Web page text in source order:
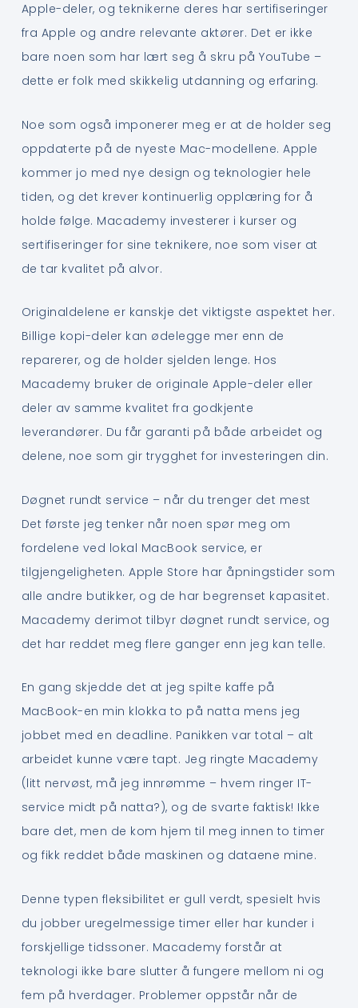
Apple-deler, og teknikerne deres har sertifiseringer
fra Apple og andre relevante aktører. Det er ikke
bare noen som har lært seg å skru på YouTube –
dette er folk med skikkelig utdanning og erfaring.
Noe som også imponerer meg er at de holder seg
oppdaterte på de nyeste Mac-modellene. Apple
kommer jo med nye design og teknologier hele
tiden, og det krever kontinuerlig opplæring for å
holde følge. Macademy investerer i kurser og
sertifiseringer for sine teknikere, noe som viser at
de tar kvalitet på alvor.
Originaldelene er kanskje det viktigste aspektet her.
Billige kopi-deler kan ødelegge mer enn de
reparerer, og de holder sjelden lenge. Hos
Macademy bruker de originale Apple-deler eller
deler av samme kvalitet fra godkjente
leverandører. Du får garanti på både arbeidet og
delene, noe som gir trygghet for investeringen din.
Døgnet rundt service – når du trenger det mest
Det første jeg tenker når noen spør meg om
fordelene ved lokal MacBook service, er
tilgjengeligheten. Apple Store har åpningstider som
alle andre butikker, og de har begrenset kapasitet.
Macademy derimot tilbyr døgnet rundt service, og
det har reddet meg flere ganger enn jeg kan telle.
En gang skjedde det at jeg spilte kaffe på
MacBook-en min klokka to på natta mens jeg
jobbet med en deadline. Panikken var total – alt
arbeidet kunne være tapt. Jeg ringte Macademy
(litt nervøst, må jeg innrømme – hvem ringer IT-
service midt på natta?), og de svarte faktisk! Ikke
bare det, men de kom hjem til meg innen to timer
og fikk reddet både maskinen og dataene mine.
Denne typen fleksibilitet er gull verdt, spesielt hvis
du jobber uregelmessige timer eller har kunder i
forskjellige tidssoner. Macademy forstår at
teknologi ikke bare slutter å fungere mellom ni og
fem på hverdager. Problemer oppstår når de